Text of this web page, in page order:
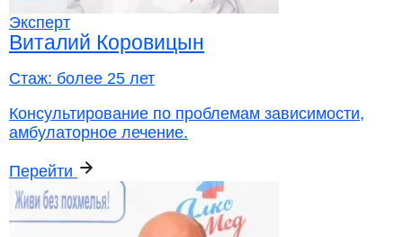
Эксперт
Виталий Коровицын
Стаж: более 25 лет
Консультирование по проблемам зависимости,
амбулаторное лечение.
Перейти